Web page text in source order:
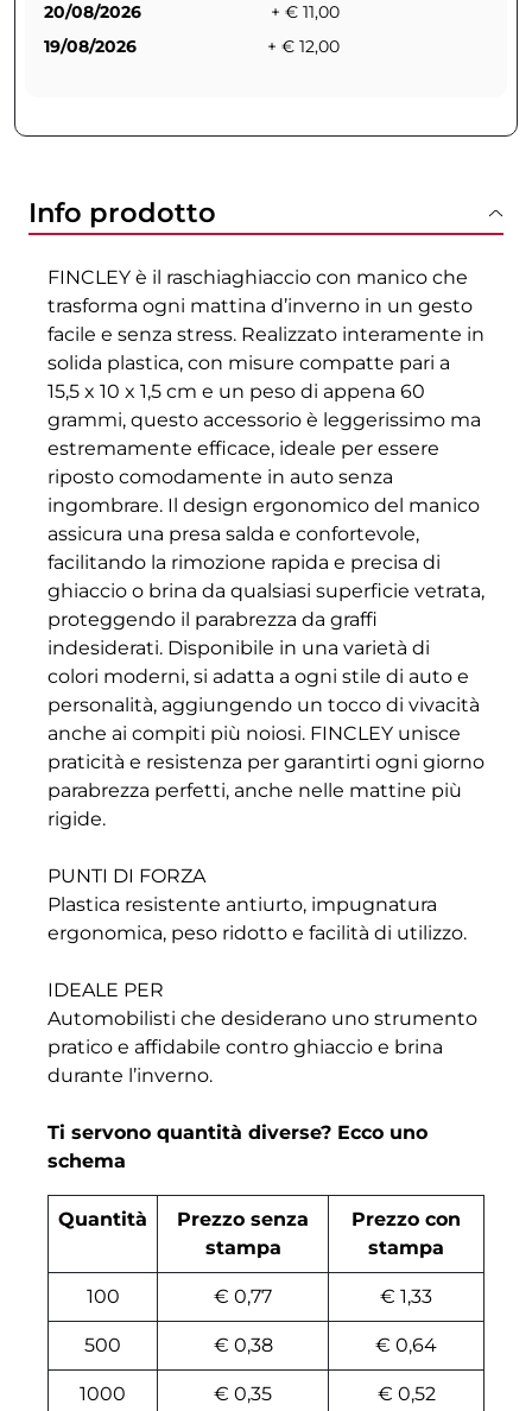
20/08/2026
+ € 11,00
19/08/2026
+ € 12,00
Info prodotto
FINCLEY è il raschiaghiaccio con manico che
trasforma ogni mattina d’inverno in un gesto
facile e senza stress. Realizzato interamente in
solida plastica, con misure compatte pari a
15,5 x 10 x 1,5 cm e un peso di appena 60
grammi, questo accessorio è leggerissimo ma
estremamente efficace, ideale per essere
riposto comodamente in auto senza
ingombrare. Il design ergonomico del manico
assicura una presa salda e confortevole,
facilitando la rimozione rapida e precisa di
ghiaccio o brina da qualsiasi superficie vetrata,
proteggendo il parabrezza da graffi
indesiderati. Disponibile in una varietà di
colori moderni, si adatta a ogni stile di auto e
personalità, aggiungendo un tocco di vivacità
anche ai compiti più noiosi. FINCLEY unisce
praticità e resistenza per garantirti ogni giorno
parabrezza perfetti, anche nelle mattine più
rigide.
PUNTI DI FORZA
Plastica resistente antiurto, impugnatura
ergonomica, peso ridotto e facilità di utilizzo.
IDEALE PER
Automobilisti che desiderano uno strumento
pratico e affidabile contro ghiaccio e brina
durante l’inverno.
Ti servono quantità diverse? Ecco uno
schema
Quantità
Prezzo senza
stampa
Prezzo con
stampa
100 € 0,77 € 1,33
500 € 0,38 € 0,64
1000 € 0,35 € 0,52